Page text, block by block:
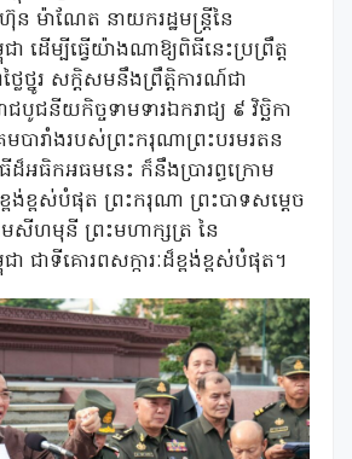
ន ម៉ាណែត ​នាយករដ្ឋមន្រ្តី​នៃ
ា ដើម្បីធ្វើយ៉ាងណាឱ្យពិធីនេះប្រព្រឹត្ត​
ថ្នូរ សក្តិសមនឹងព្រឹត្តិការណ៍​ជា
ាជបូជនីយកិច្ចទាមទារឯករាជ្យ ៩ វិច្ឆិកា
ារាំងរបស់ព្រះករុណាព្រះបរមរតន
ធីដ៏អធិកអធមនេះ ក៏នឹងប្រារព្ធក្រោម
ពង់ខ្ពស់បំផុត ព្រះករុណា ព្រះបាទសម្ដេច
មសីហមុនី ព្រះមហាក្សត្រ នៃ​
ជា ជាទីគោរពសក្ការៈដ៏ខ្ពង់ខ្ពស់បំផុត។